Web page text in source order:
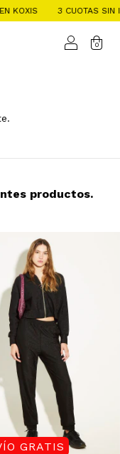
KOXIS 3 CUOTAS SIN
0
productos.
GRATIS